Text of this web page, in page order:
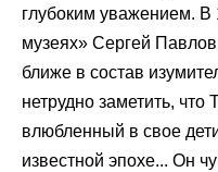
глубоким уважением. В
музеях» Сергей
ближе в состав
нетрудно заметить, что
влюбленный в свое
известной эпохе... Он